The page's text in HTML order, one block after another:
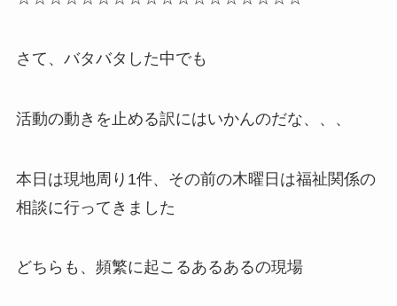
さて、バタバタした中でも
活動の動きを止める訳にはいかんのだな、、、
本日は現地周り1件、その前の木曜日は福祉関係の
相談に行ってきました
どちらも、頻繁に起こるあるあるの現場